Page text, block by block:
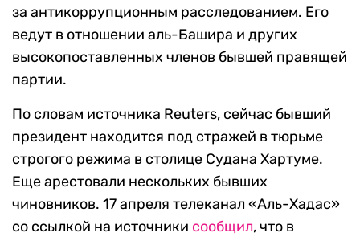
за антикоррупционным расследованием. Его
ведут в отношении аль-Башира и других
высокопоставленных членов бывшей правящей
партии.
По словам источника Reuters, сейчас бывший
президент находится под стражей в тюрьме
строгого режима в столице Судана Хартуме.
Еще арестовали нескольких бывших
чиновников. 17 апреля телеканал «Аль-Хадас»
со ссылкой на источники сообщил, что в